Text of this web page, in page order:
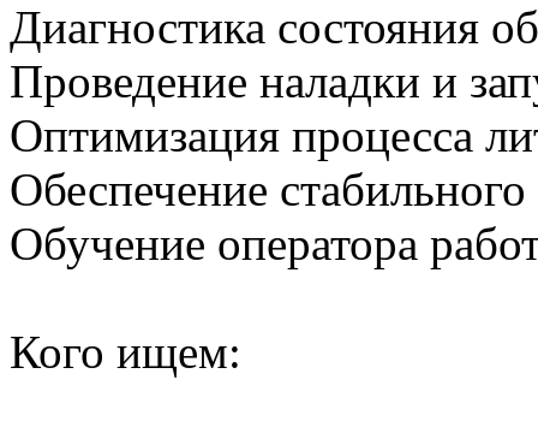
Диагностика состояния
Проведение наладки и
Оптимизация процесса
Обеспечение
Обучение оператора
Кого ищем: